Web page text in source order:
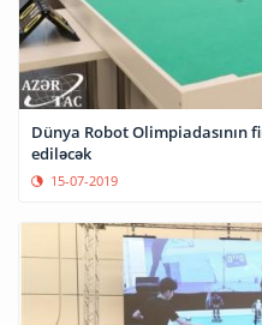
Dünya Robot Olimpiadasının
ediləcək
15-07-2019